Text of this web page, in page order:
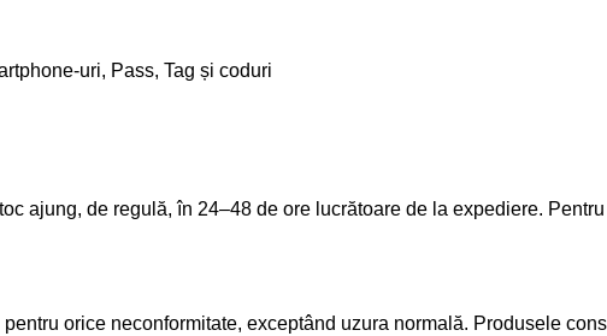
uri, Pass, Tag și coduri
ajung, de regulă, în 24–48 de ore lucrătoare de la expediere.
orice neconformitate, exceptând uzura normală. Produsele